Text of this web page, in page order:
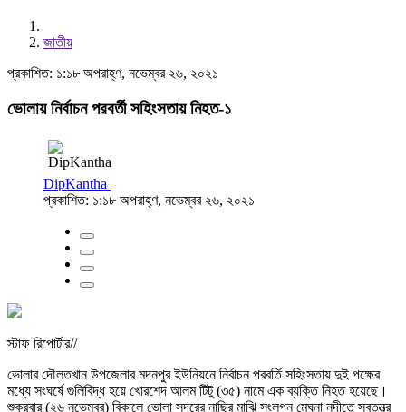
জাতীয়
প্রকাশিত: ১:১৮ অপরাহ্ণ, নভেম্বর ২৬, ২০২১
ভোলায় নির্বাচন পরবর্তী সহিংসতায় নিহত-১
DipKantha
প্রকাশিত: ১:১৮ অপরাহ্ণ, নভেম্বর ২৬, ২০২১
স্টাফ রিপোর্টার//
ভোলার দৌলতখান উপজেলার মদনপুর ইউনিয়নে নির্বাচন পরবর্তি সহিংসতায় দুই পক্ষের
মধ্যে সংঘর্ষে গুলিবিদ্ধ হয়ে খোরশেদ আলম টিটু (৩৫) নামে এক ব্যক্তি নিহত হয়েছে।
শুক্রবার (২৬ নভেম্বর) বিকালে ভোলা সদরের নাছির মাঝি সংলগ্ন মেঘনা নদীতে স্বতন্ত্র